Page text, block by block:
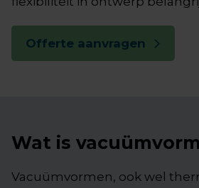
Offerte aanvragen
Wat is
Vacuümvormen, ook wel